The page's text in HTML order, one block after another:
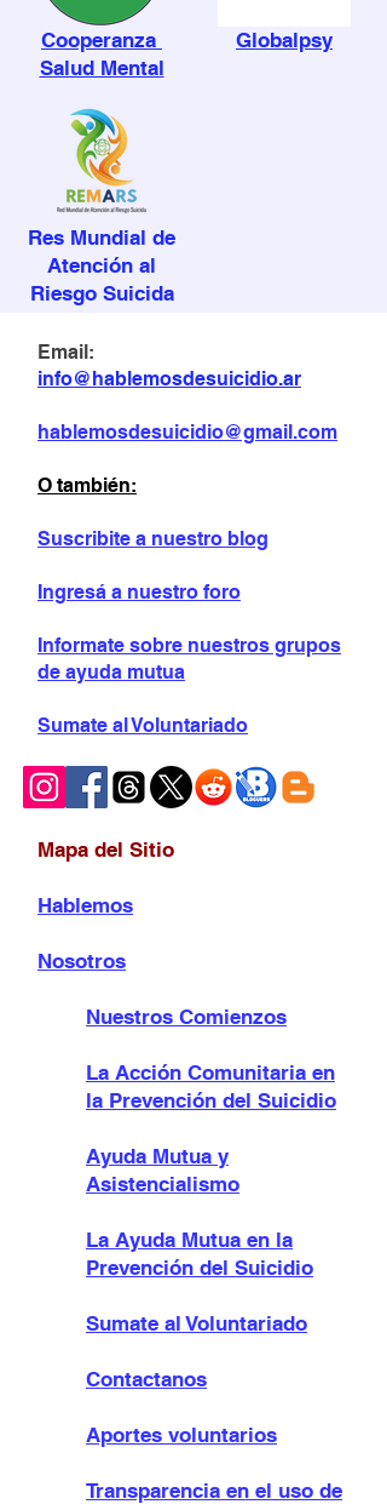
Cooperanza
Salud Mental
Res Mundial de
Atención al
Riesgo Suicida
Globalpsy
Email:
info@hablemosdesuicidio.ar
hablemosdesuicidio@gmail.com
O también:
Suscribite a nuestro blog
Ingresá a nuestro foro
Informate sobre nuestros grupos
de ayuda mutua
Sumate al Voluntariado
Mapa del Sitio
Hablemos
Nosotros
Nuestros Comienzos
La Acción Comunitaria en
la Prevención del Suicidio
Ayuda Mutua y
Asistencialismo
La Ayuda Mutua en la
Prevención del Suicidio
Sumate al Voluntariado
Contactanos
Aportes voluntarios
Transparencia en el uso de